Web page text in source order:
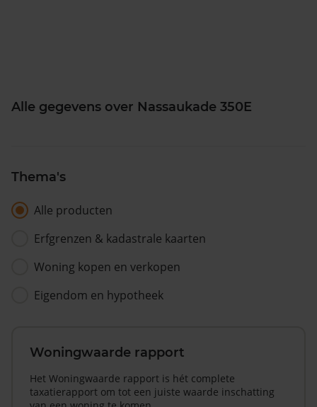
Alle gegevens over Nassaukade 350E
Thema's
Alle producten
Erfgrenzen & kadastrale kaarten
Woning kopen en verkopen
Eigendom en hypotheek
Woningwaarde rapport
Het Woningwaarde rapport is hét complete
taxatierapport om tot een juiste waarde inschatting